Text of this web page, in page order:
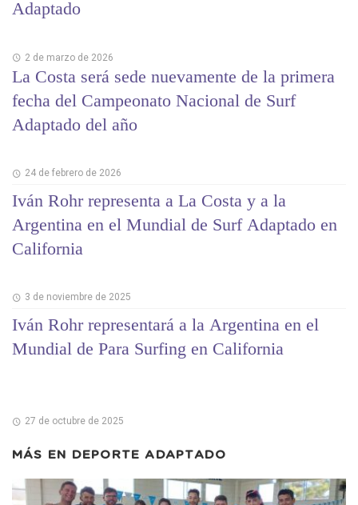
Adaptado
2 de marzo de 2026
La Costa será sede nuevamente de la primera
fecha del Campeonato Nacional de Surf
Adaptado del año
24 de febrero de 2026
Iván Rohr representa a La Costa y a la
Argentina en el Mundial de Surf Adaptado en
California
3 de noviembre de 2025
Iván Rohr representará a la Argentina en el
Mundial de Para Surfing en California
27 de octubre de 2025
MÁS EN DEPORTE ADAPTADO